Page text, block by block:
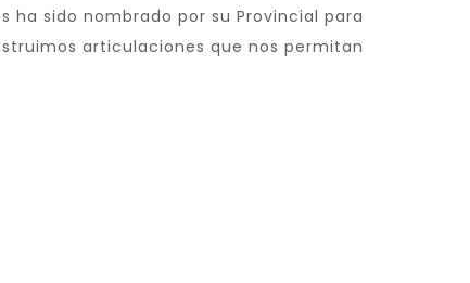
ha sido nombrado por su Provincial para
articulaciones que nos permitan